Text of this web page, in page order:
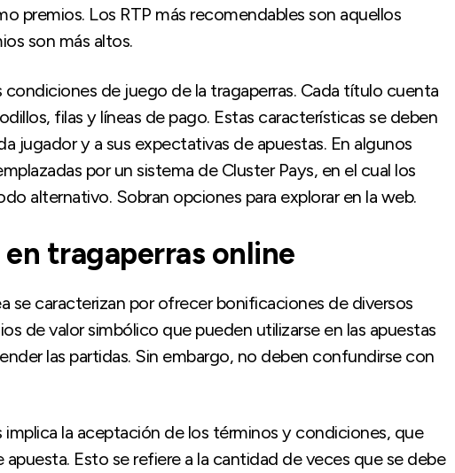
premios. Los RTP más recomendables son aquellos
son más altos.
condiciones de juego de la tragaperras. Cada título cuenta
filas y líneas de pago. Estas características se deben
jugador y a sus expectativas de apuestas. En algunos
por un sistema de Cluster Pays, en el cual los
alternativo. Sobran opciones para explorar en la web.
tragaperras online
se caracterizan por ofrecer bonificaciones de diversos
de valor simbólico que pueden utilizarse en las apuestas
las partidas. Sin embargo, no deben confundirse con
implica la aceptación de los términos y condiciones, que
Esto se refiere a la cantidad de veces que se debe